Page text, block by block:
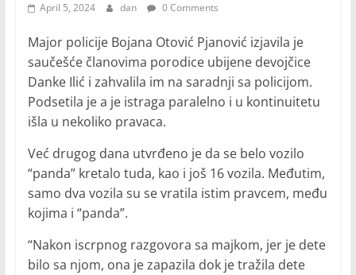
April 5, 2024 dan 0 Comments
Major policije Bojana Otović Pjanović izjavila je
saučešće članovima porodice ubijene devojčice
Danke Ilić i zahvalila im na saradnji sa policijom.
Podsetila je a je istraga paralelno i u kontinuitetu
išla u nekoliko pravaca.
Već drugog dana utvrđeno je da se belo vozilo
“panda” kretalo tuda, kao i još 16 vozila. Međutim,
samo dva vozila su se vratila istim pravcem, među
kojima i “panda”.
“Nakon iscrpnog razgovora sa majkom, jer je dete
bilo sa njom, ona je zapazila dok je tražila dete